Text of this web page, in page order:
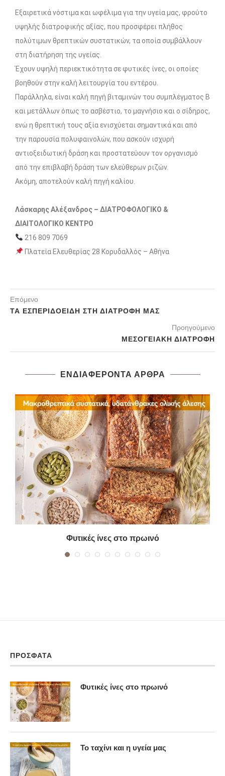
Εξαιρετικά νόστιμα και ωφέλιμα για την υγεία μας, φρούτο
υψηλής διατροφικής αξίας, που προσφέρει πλήθος
πολύτιμων θρεπτικών συστατικών, τα οποία συμβάλλουν
στη διατήρηση της υγείας.
Έχουν υψηλή περιεκτικότητα σε φυτικές ίνες, οι οποίες
βοηθούν στην καλή λειτουργία του εντέρου.
Παράλληλα, είναι καλή πηγή βιταμινών του συμπλέγματος Β
και μετάλλων όπως το ασβέστιο, το μαγνήσιο και ο σίδηρος,
ενώ η θρεπτική τους αξία ενισχύεται σημαντικά και από
την παρουσία πολυφαινολών, που ασκούν ισχυρή
αντιοξειδωτική δράση και προστατεύουν τον οργανισμό
από την επιβλαβή δράση των ελεύθερων ριζών.
Ακόμη, αποτελούν καλή πηγή καλίου.
Λάσκαρης Αλέξανδρος – ΔΙΑΤΡΟΦΟΛΟΓΙΚΟ &
ΔΙΑΙΤΟΛΟΓΙΚΟ ΚΕΝΤΡΟ
216 809 7069
Πλατεία Ελευθερίας 28 Κορυδαλλός – Αθήνα
Επόμενο
ΤΑ ΕΣΠΕΡΙΔΟΕΙΔΉ ΣΤΗ ΔΙΑΤΡΟΦΉ ΜΑΣ
Προηγούμενο
ΜΕΣΟΓΕΙΑΚΉ ΔΙΑΤΡΟΦΉ
ΕΝΔΙΑΦΈΡΟΝΤΑ ΆΡΘΡΑ
Φυτικές ίνες στο πρωινό
ΠΡΌΣΦΑΤΑ
Φυτικές ίνες στο πρωινό
Το ταχίνι και η υγεία μας